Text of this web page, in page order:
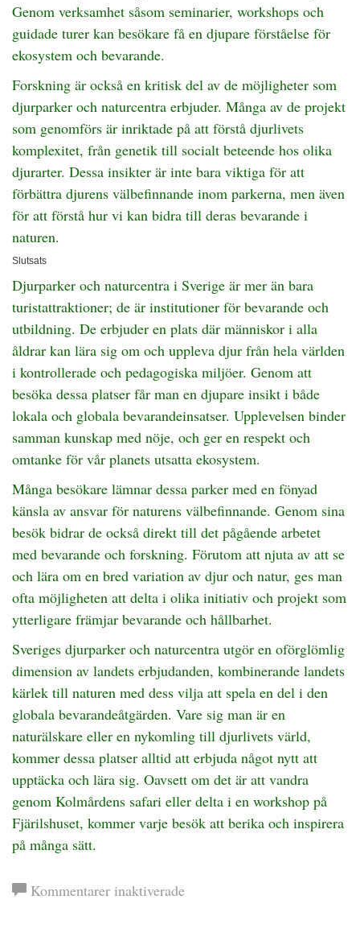
Genom verksamhet såsom seminarier, workshops och
guidade turer kan besökare få en djupare förståelse för
ekosystem och bevarande.
Forskning är också en kritisk del av de möjligheter som
djurparker och naturcentra erbjuder. Många av de projekt
som genomförs är inriktade på att förstå djurlivets
komplexitet, från genetik till socialt beteende hos olika
djurarter. Dessa insikter är inte bara viktiga för att
förbättra djurens välbefinnande inom parkerna, men även
för att förstå hur vi kan bidra till deras bevarande i
naturen.
Slutsats
Djurparker och naturcentra i Sverige är mer än bara
turistattraktioner; de är institutioner för bevarande och
utbildning. De erbjuder en plats där människor i alla
åldrar kan lära sig om och uppleva djur från hela världen
i kontrollerade och pedagogiska miljöer. Genom att
besöka dessa platser får man en djupare insikt i både
lokala och globala bevarandeinsatser. Upplevelsen binder
samman kunskap med nöje, och ger en respekt och
omtanke för vår planets utsatta ekosystem.
Många besökare lämnar dessa parker med en fönyad
känsla av ansvar för naturens välbefinnande. Genom sina
besök bidrar de också direkt till det pågående arbetet
med bevarande och forskning. Förutom att njuta av att se
och lära om en bred variation av djur och natur, ges man
ofta möjligheten att delta i olika initiativ och projekt som
ytterligare främjar bevarande och hållbarhet.
Sveriges djurparker och naturcentra utgör en oförglömlig
dimension av landets erbjudanden, kombinerande landets
kärlek till naturen med dess vilja att spela en del i den
globala bevarandeåtgärden. Vare sig man är en
naturälskare eller en nykomling till djurlivets värld,
kommer dessa platser alltid att erbjuda något nytt att
upptäcka och lära sig. Oavsett om det är att vandra
genom Kolmårdens safari eller delta i en workshop på
Fjärilshuset, kommer varje besök att berika och inspirera
på många sätt.
Kommentarer inaktiveradeför